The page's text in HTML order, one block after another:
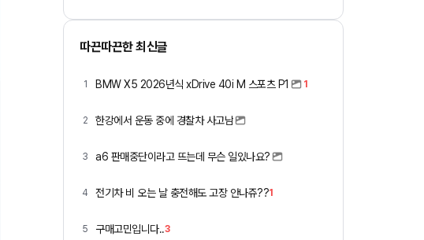
따끈따끈한 최신글
1 BMW X5 2026년식 xDrive 40i M 스포츠 P1 1
2 한강에서 운동 중에 경찰차 사고남
3 a6 판매중단이라고 뜨는데 무슨 일있나요?
4 전기차 비 오는 날 충전해도 고장 안나쥬??1
5 구매고민입니다..3